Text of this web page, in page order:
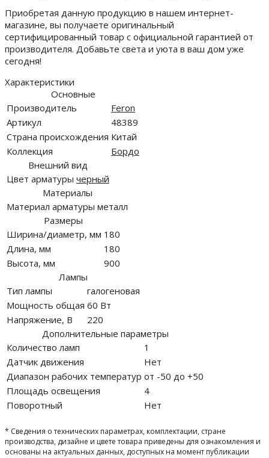
Приобретая данную продукцию в нашем интернет-
магазине, вы получаете оригинальный
сертифицированный товар с официальной гарантией от
производителя. Добавьте света и уюта в ваш дом уже
сегодня!
Характеристики
Основные
Производитель
Feron
Артикул
48389
Страна происхождения Китай
Коллекция
Бордо
Внешний вид
Цвет арматуры черный
Материалы
Материал арматуры металл
Размеры
Ширина/диаметр, мм 180
Длина, мм
180
Высота, мм
900
Лампы
Тип лампы
галогеновая
Мощность общая 60 Вт
Напряжение, В
220
Дополнительные параметры
Количество ламп
1
Датчик движения
Нет
Диапазон рабочих температур от -50 до +50
Площадь освещения
4
Поворотный
Нет
* Сведения о технических параметрах, комплектации, стране
производства, дизайне и цвете товара приведены для ознакомления и
основаны на актуальных данных, доступных на момент публикации